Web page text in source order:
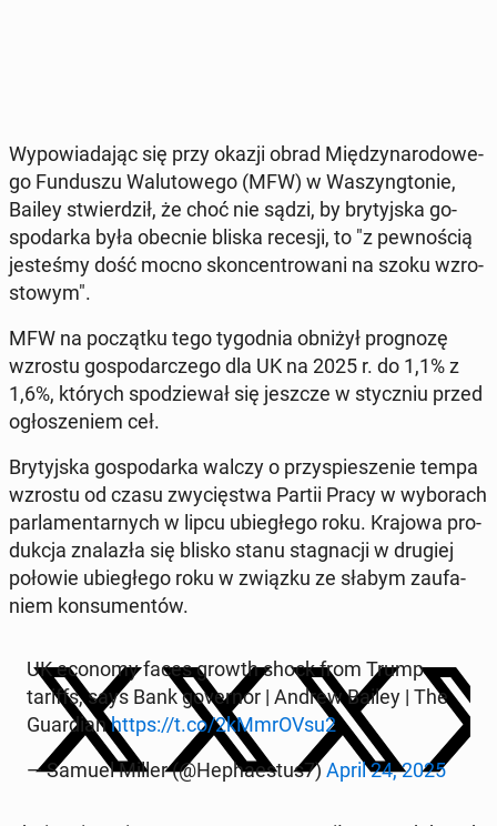
Wy­po­wia­da­jąc się przy okazji obrad Mię­dzy­na­ro­do­we­
go Fun­du­szu Wa­lu­to­we­go (MFW) w Wa­szyng­to­nie,
Bailey stwier­dził, że choć nie sądzi, by bry­tyj­ska go­
spo­dar­ka była obecnie bliska recesji, to "z pew­no­ścią
je­ste­śmy dość mocno skon­cen­tro­wa­ni na szoku wzro­
sto­wym".
MFW na po­cząt­ku tego ty­go­dnia obniżył pro­gno­zę
wzrostu go­spo­dar­cze­go dla UK na 2025 r. do 1,1% z
1,6%, których spo­dzie­wał się jeszcze w stycz­niu przed
ogło­sze­niem ceł.
Bry­tyj­ska go­spo­dar­ka walczy o przy­spie­sze­nie tempa
wzrostu od czasu zwy­cię­stwa Partii Pracy w wy­bo­rach
par­la­men­tar­nych w lipcu ubie­głe­go roku. Krajowa pro­
duk­cja zna­la­zła się blisko stanu sta­gna­cji w drugiej
połowie ubie­głe­go roku w związku ze słabym za­ufa­
niem kon­su­men­tów.
UK economy faces growth shock from Trump
tariffs, says Bank go­ver­nor | Andrew Bailey | The
Gu­ar­dianhttps://t.co/2kMm­rO­Vsu2
— Samuel Miller (@He­pha­estus7) April 24, 2025